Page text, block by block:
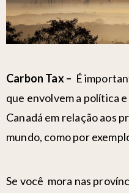
Carbon Tax – É
que envolvem a política
Canadá em relação aos
mundo, como por
Se você mora nas